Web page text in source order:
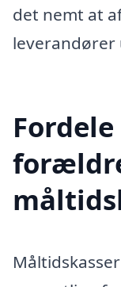
det nemt at
leverandører